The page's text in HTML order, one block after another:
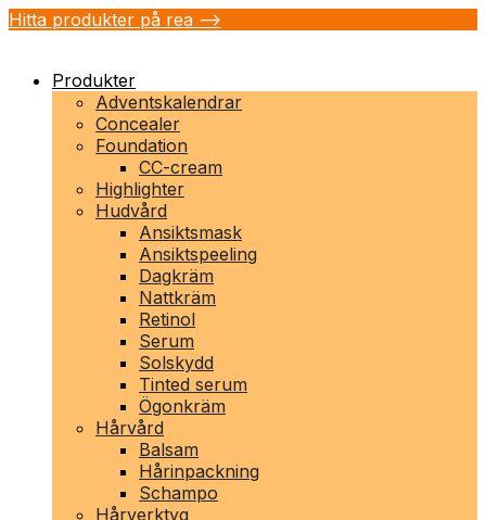
Hitta produkter på rea -->
Produkter
Adventskalendrar
Concealer
Foundation
CC-cream
Highlighter
Hudvård
Ansiktsmask
Ansiktspeeling
Dagkräm
Nattkräm
Retinol
Serum
Solskydd
Tinted serum
Ögonkräm
Hårvård
Balsam
Hårinpackning
Schampo
Hårverktyg